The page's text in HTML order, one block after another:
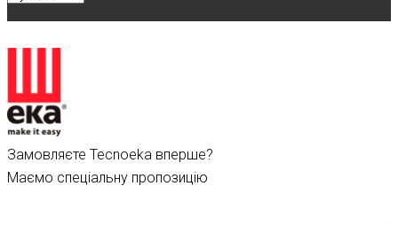
Замовляєте Tecnoeka вперше?
Маємо спеціальну пропозицію